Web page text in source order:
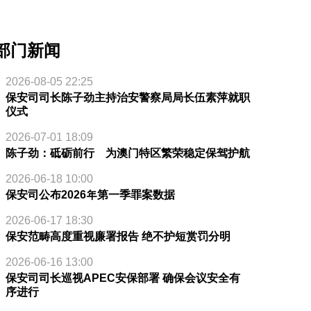
门新闻
2026-08-05 22:25
保安司司长陈子劲主持治安警察局局长伍素萍就职
仪式
2026-07-01 18:09
陈子劲：砥砺前行 为澳门特区繁荣稳定保驾护航
2026-06-18 10:00
保安司公布2026年第一季罪案数据
2026-06-17 18:30
保安范畴高度重视廉署报告 绝不护短赏罚分明
2026-06-16 13:00
保安司司长巡视APEC安保部署 确保会议安全有
序进行